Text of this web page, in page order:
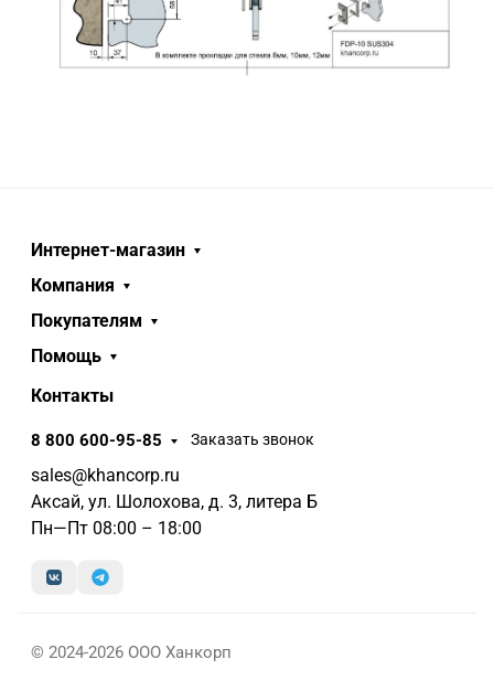
Интернет-магазин
Компания
Покупателям
Помощь
Контакты
8 800 600-95-85 Заказать звонок
sales@khancorp.ru
Аксай, ул. Шолохова, д. 3, литера Б
Пн—Пт 08:00 – 18:00
© 2024-2026 ООО Ханкорп